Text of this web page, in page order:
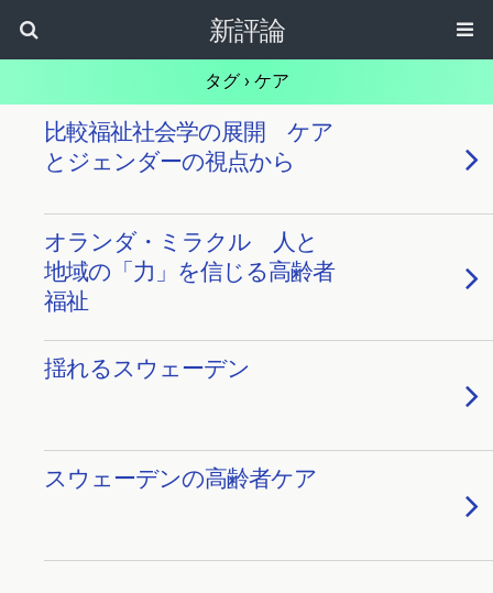
新評論
タグ › ケア
比較福祉社会学の展開 ケア
とジェンダーの視点から
オランダ・ミラクル 人と
地域の「力」を信じる高齢者
福祉
揺れるスウェーデン
スウェーデンの高齢者ケア